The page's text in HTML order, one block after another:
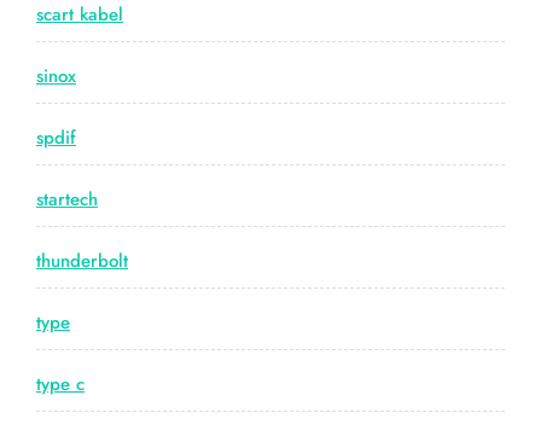
scart kabel
sinox
spdif
startech
thunderbolt
type
type c